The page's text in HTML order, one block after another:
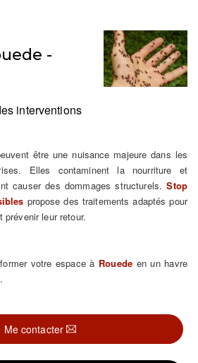
-
interventions
être une nuisance majeure dans les
Elles contaminent la nourriture et
causer des dommages structurels.Stop
propose des traitements adaptés pour
leur retour.
votre espace à Rouedeen un havre
Me contacter